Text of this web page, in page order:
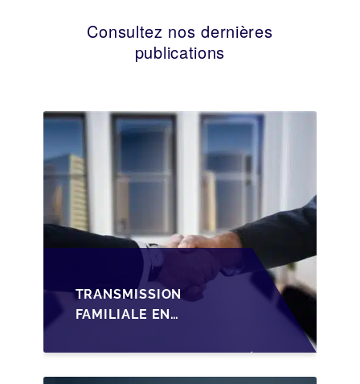
Consultez nos dernières
publications
TRANSMISSION
FAMILIALE EN
STRUCTURER LA
CESSION DES PARTS